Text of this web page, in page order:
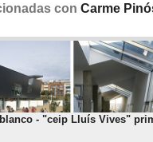
con Carme
- "ceip Lluís Vives"